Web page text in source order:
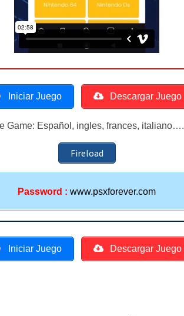
Iniciar Juego Descargar Juego
Game: Español, ingles, frances, italiano….
Fireload
Password : www.psxforever.com
Iniciar Juego Descargar Juego